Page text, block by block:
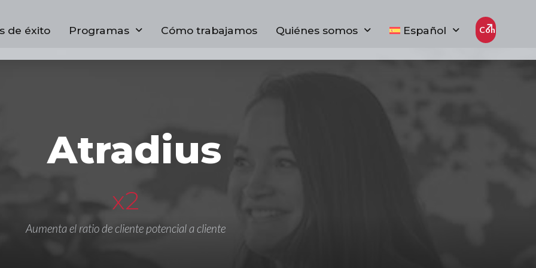
de éxito Programas Cómo trabajamos Quiénes somos Español Contacto
Atradius
x2
Aumenta el ratio de cliente potencial a cliente